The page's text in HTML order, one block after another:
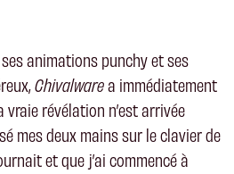
animations punchy et ses
Chivalwarea immédiatement
révélation n’est arrivée
mes deux mains sur le clavier de
et que j’ai commencé à